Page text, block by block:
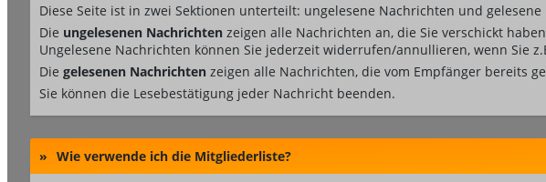
Diese Seite ist in zwei Sektionen unterteilt: ungelesene Nachrichten und
Die ungelesenen Nachrichten zeigen alle Nachrichten an, die Sie verschickt
Ungelesene Nachrichten können Sie jederzeit widerrufen/annullieren, wenn Sie
Die gelesenen Nachrichten zeigen alle Nachrichten, die vom Empfänger bereits
Sie können die Lesebestätigung jeder Nachricht beenden.
» Wie verwende ich die Mitgliederliste?